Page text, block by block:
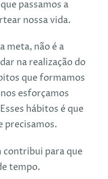
passamos a
nossa vida.
meta, não é a
na realização do
que formamos
esforçamos
hábitos é que
precisamos.
contribui para que
tempo.